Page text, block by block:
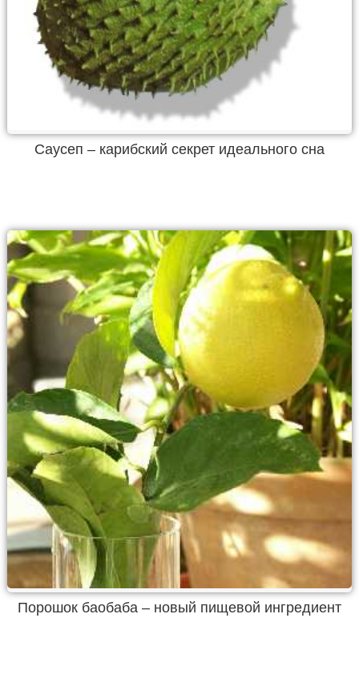
Саусеп – карибский секрет идеального сна
Порошок баобаба – новый пищевой ингредиент